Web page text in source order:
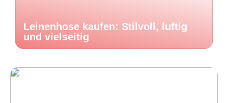
Leinenhose kaufen: Stilvoll, luftig
und vielseitig